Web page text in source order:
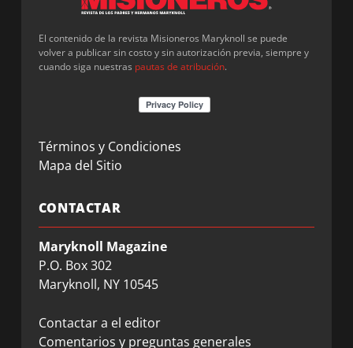
El contenido de la revista Misioneros Maryknoll se puede
volver a publicar sin costo y sin autorización previa, siempre y
cuando siga nuestras pautas de atribución.
Términos y Condiciones
Mapa del Sitio
CONTACTAR
Maryknoll Magazine
P.O. Box 302
Maryknoll, NY 10545
Contactar a el editor
Comentarios y preguntas generales